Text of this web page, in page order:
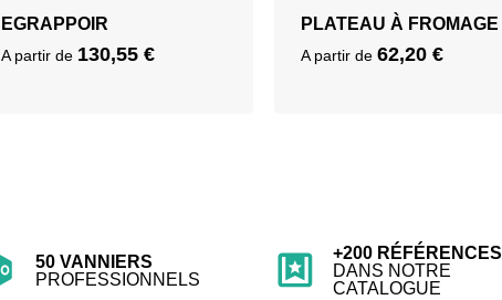
EGRAPPOIR
A partir de 130,55€
PLATEAU À FROMAGE
A partir de 62,20 €
50 VANNIERS
PROFESSIONNELS
+200 RÉFÉRENCES
DANS NOTRE
CATALOGUE